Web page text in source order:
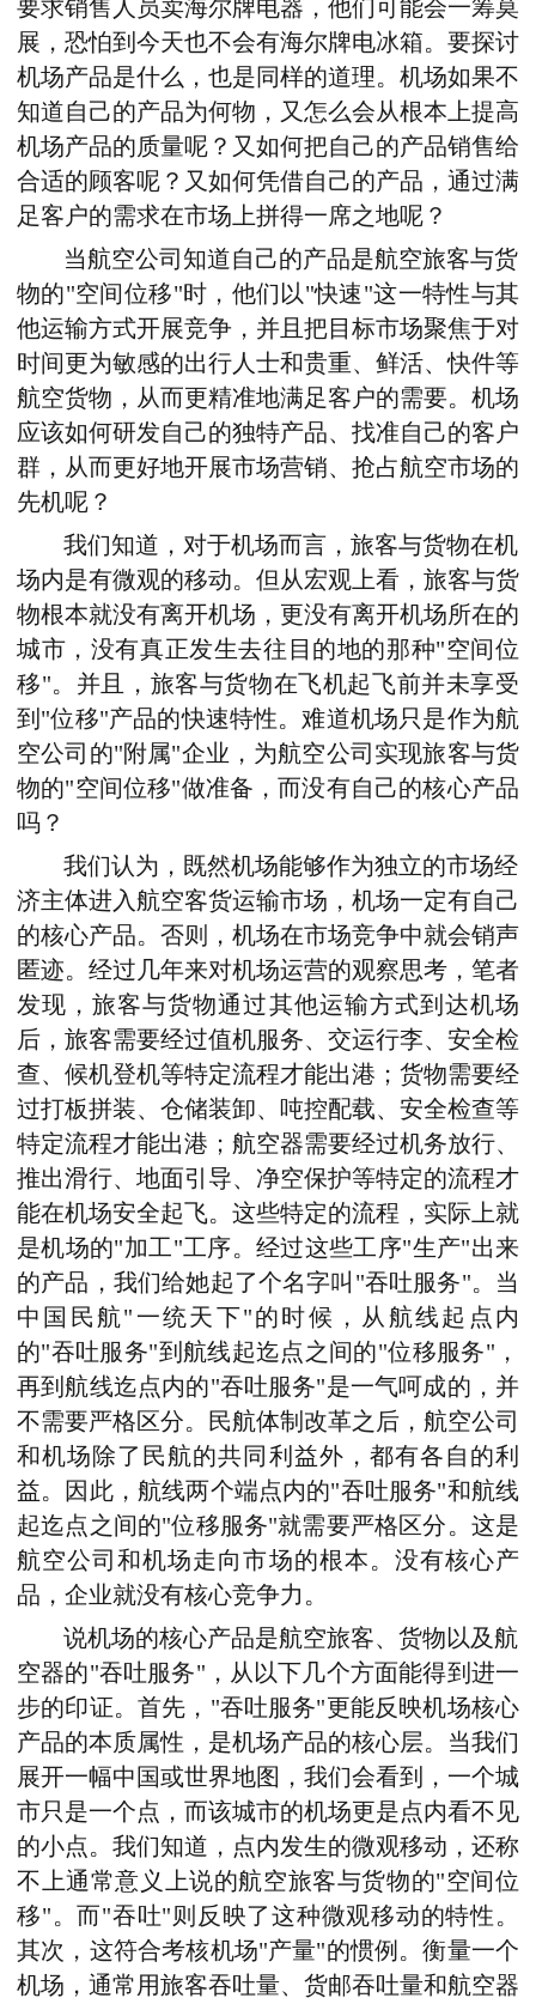
要求销售人员卖海尔牌电器，他们可能会一筹莫
展，恐怕到今天也不会有海尔牌电冰箱。要探讨
机场产品是什么，也是同样的道理。机场如果不
知道自己的产品为何物，又怎么会从根本上提高
机场产品的质量呢？又如何把自己的产品销售给
合适的顾客呢？又如何凭借自己的产品，通过满
足客户的需求在市场上拼得一席之地呢？
当航空公司知道自己的产品是航空旅客与货
物的"空间位移"时，他们以"快速"这一特性与其
他运输方式开展竞争，并且把目标市场聚焦于对
时间更为敏感的出行人士和贵重、鲜活、快件等
航空货物，从而更精准地满足客户的需要。机场
应该如何研发自己的独特产品、找准自己的客户
群，从而更好地开展市场营销、抢占航空市场的
先机呢？
我们知道，对于机场而言，旅客与货物在机
场内是有微观的移动。但从宏观上看，旅客与货
物根本就没有离开机场，更没有离开机场所在的
城市，没有真正发生去往目的地的那种"空间位
移"。并且，旅客与货物在飞机起飞前并未享受
到"位移"产品的快速特性。难道机场只是作为航
空公司的"附属"企业，为航空公司实现旅客与货
物的"空间位移"做准备，而没有自己的核心产品
吗？
我们认为，既然机场能够作为独立的市场经
济主体进入航空客货运输市场，机场一定有自己
的核心产品。否则，机场在市场竞争中就会销声
匿迹。经过几年来对机场运营的观察思考，笔者
发现，旅客与货物通过其他运输方式到达机场
后，旅客需要经过值机服务、交运行李、安全检
查、候机登机等特定流程才能出港；货物需要经
过打板拼装、仓储装卸、吨控配载、安全检查等
特定流程才能出港；航空器需要经过机务放行、
推出滑行、地面引导、净空保护等特定的流程才
能在机场安全起飞。这些特定的流程，实际上就
是机场的"加工"工序。经过这些工序"生产"出来
的产品，我们给她起了个名字叫"吞吐服务"。当
中国民航"一统天下"的时候，从航线起点内
的"吞吐服务"到航线起迄点之间的"位移服务"，
再到航线迄点内的"吞吐服务"是一气呵成的，并
不需要严格区分。民航体制改革之后，航空公司
和机场除了民航的共同利益外，都有各自的利
益。因此，航线两个端点内的"吞吐服务"和航线
起迄点之间的"位移服务"就需要严格区分。这是
航空公司和机场走向市场的根本。没有核心产
品，企业就没有核心竞争力。
说机场的核心产品是航空旅客、货物以及航
空器的"吞吐服务"，从以下几个方面能得到进一
步的印证。首先，"吞吐服务"更能反映机场核心
产品的本质属性，是机场产品的核心层。当我们
展开一幅中国或世界地图，我们会看到，一个城
市只是一个点，而该城市的机场更是点内看不见
的小点。我们知道，点内发生的微观移动，还称
不上通常意义上说的航空旅客与货物的"空间位
移"。而"吞吐"则反映了这种微观移动的特性。
其次，这符合考核机场"产量"的惯例。衡量一个
机场，通常用旅客吞吐量、货邮吞吐量和航空器